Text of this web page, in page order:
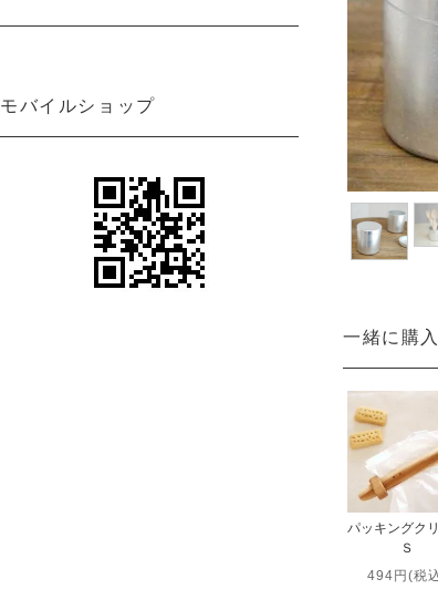
一緒に購
パッキングク
Ｓ
494円(税
モバイルショップ